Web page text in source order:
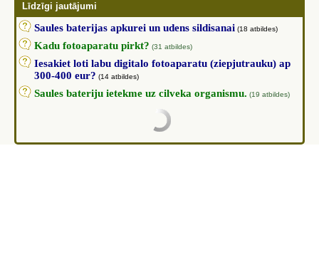
Līdzīgi jautājumi
Saules baterijas apkurei un udens sildisanai (18 atbildes)
Kadu fotoaparatu pirkt? (31 atbildes)
Iesakiet loti labu digitalo fotoaparatu (ziepjutrauku) ap
300-400 eur? (14 atbildes)
Saules bateriju ietekme uz cilveka organismu. (19 atbildes)